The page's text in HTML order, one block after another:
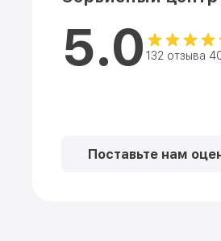
5.0 132 отзыва
Поставьте нам